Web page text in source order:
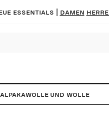
Essentials | DAMEN
und Wolle